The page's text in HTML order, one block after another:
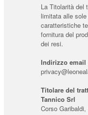
La Titolarità del
limitata alle
caratteristiche
fornitura del
dei resi.
Indirizzo email
Titolare del
Tannico Srl
Corso